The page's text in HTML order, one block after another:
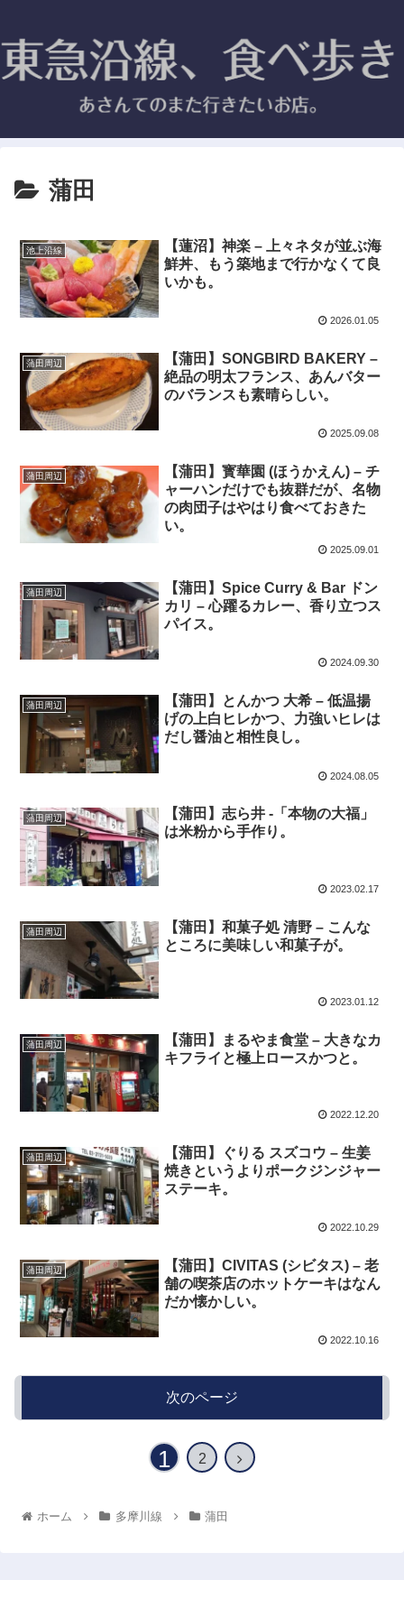
蒲田
池上沿線
【蓮沼】神楽 – 上々ネタが並ぶ海
鮮丼、もう築地まで行かなくて良
いかも。
2026.01.05
蒲田周辺
【蒲田】SONGBIRD BAKERY –
絶品の明太フランス、あんバター
のバランスも素晴らしい。
2025.09.08
蒲田周辺
【蒲田】寳華園 (ほうかえん) – チ
ャーハンだけでも抜群だが、名物
の肉団子はやはり食べておきた
い。
2025.09.01
蒲田周辺
【蒲田】Spice Curry & Bar ドン
カリ – 心躍るカレー、香り立つス
パイス。
2024.09.30
蒲田周辺
【蒲田】とんかつ 大希 – 低温揚
げの上白ヒレかつ、力強いヒレは
だし醤油と相性良し。
2024.08.05
蒲田周辺
【蒲田】志ら井 -「本物の大福」
は米粉から手作り。
2023.02.17
蒲田周辺
【蒲田】和菓子処 清野 – こんな
ところに美味しい和菓子が。
2023.01.12
蒲田周辺
【蒲田】まるやま食堂 – 大きなカ
キフライと極上ロースかつと。
2022.12.20
蒲田周辺
【蒲田】ぐりる スズコウ – 生姜
焼きというよりポークジンジャー
ステーキ。
2022.10.29
蒲田周辺
【蒲田】CIVITAS (シビタス) – 老
舗の喫茶店のホットケーキはなん
だか懐かしい。
2022.10.16
次のページ
1 2
ホーム 多摩川線 蒲田